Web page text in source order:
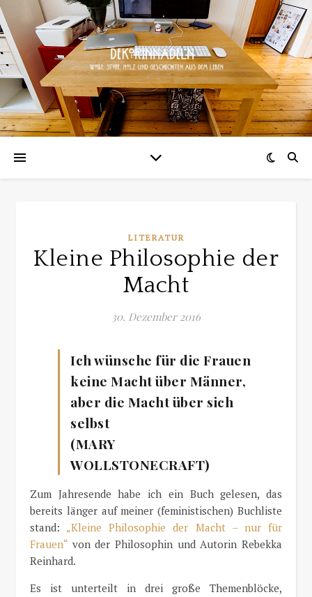
LITERATUR
Kleine Philosophie der
Macht
30. Dezember 2016
Ich wünsche für die Frauen
keine Macht über Männer,
aber die Macht über sich
selbst
(MARY
WOLLSTONECRAFT)
Zum Jahresende habe ich ein Buch gelesen, das
bereits länger auf meiner (feministischen) Buchliste
stand: „Kleine Philosophie der Macht – nur für
Frauen“ von der Philosophin und Autorin Rebekka
Reinhard.
Es ist unterteilt in drei große Themenblöcke,